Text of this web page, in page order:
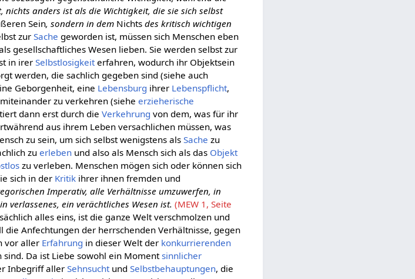
anders ist als die Wichtigkeit, die sie sich selbst
Sein, sondern in dem Nichts des kritisch wichtigen
zurSache geworden ist, müssen sich Menschen eben
gesellschaftliches Wesen lieben. Sie werden selbst zur
in irerSelbstlosigkeiterfahren, wodurch ihr Objektsein
werden, die sachlich gegeben sind (siehe auch
Geborgenheit, eine Lebensburg ihrer Lebenspflicht,
zu verkehren (sieheerzieherische
dann erst durch dieVerkehrung von dem, was für ihr
aus ihrem Leben versachlichen müssen, was
zu sein, um sich selbst wenigstens alsSache zu
zuerleben und also als Mensch sich als das Objekt
zu verleben. Menschen mögen sich oder können sich
sich in der Kritik ihrer ihnen fremden und
Imperativ, alle Verhältnisse umzuwerfen, in
verlassenes, ein verächtliches Wesen ist. (MEW 1, Seite
alles eins, ist die ganze Welt verschmolzen und
die Anfechtungen der herrschenden Verhältnisse, gegen
vor aller Erfahrung in dieser Welt der konkurrierenden
Da ist Liebe sowohl ein Momentsinnlicher
Inbegriff allerSehnsuchtundSelbstbehauptungen, die